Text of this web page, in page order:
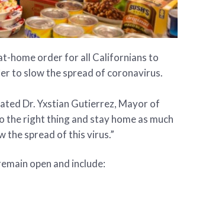
home order for all Californians to
to slow the spread of coronavirus.
Dr. Yxstian Gutierrez, Mayor of
the right thing and stay home as much
the spread of this virus.”
open and include: